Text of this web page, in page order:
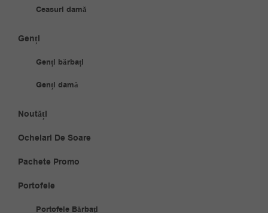
Ceasuri damă
Genți
Genți bărbați
Genți damă
Noutăți
Ochelari De Soare
Pachete Promo
Portofele
Portofele Bărbați